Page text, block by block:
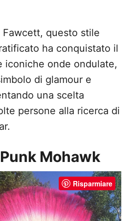
Fawcett, questo stile
ha conquistato il
iconiche onde ondulate,
di glamour e
una scelta
persone alla ricerca di
Mohawk
Risparmiare